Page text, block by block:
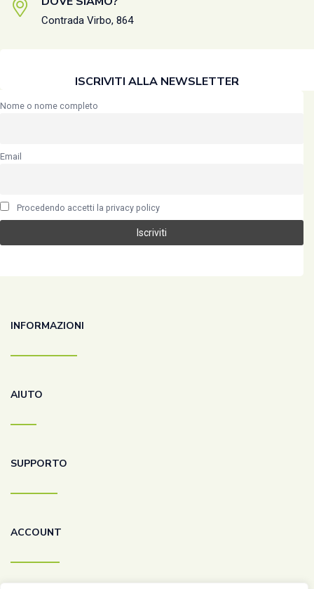
Contrada Virbo, 864
ISCRIVITI ALLA NEWSLETTER
Nome o nome completo
Email
Procedendo accetti la privacy policy
INFORMAZIONI
AIUTO
SUPPORTO
ACCOUNT